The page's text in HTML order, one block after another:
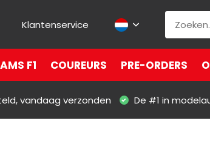
Klantenservice
F1 COUREURS PRE-ORDERS
vandaag verzonden De #1 in